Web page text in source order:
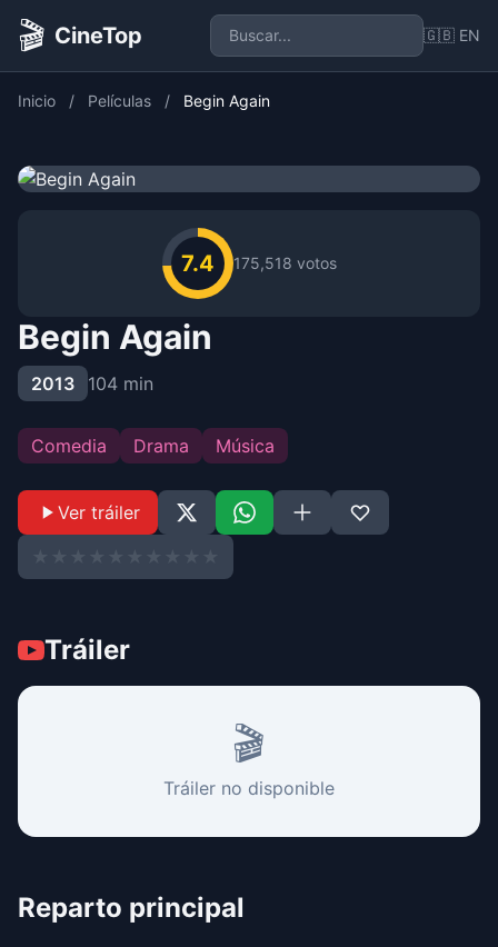
🎬 CineTop 🇬🇧 EN
Inicio / Películas / Begin Again
7.4 175,518 votos
Begin Again
2013 104 min
Comedia Drama Música
Ver tráiler
Tráiler
🎬
Tráiler no disponible
Reparto principal